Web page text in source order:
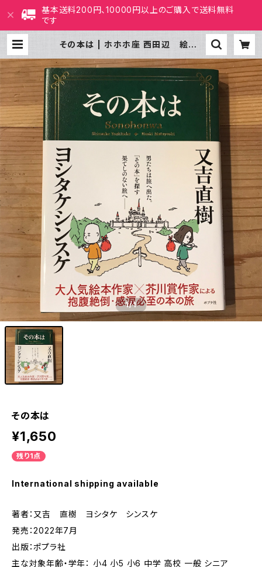
基本送料200円、10000円以上のご購入で送料無料
です
その本は | ホホホ座 西田辺 絵本・
1/1
その本は
¥1,650
残り1点
International shipping available
著者：又吉 直樹 ヨシタケ シンスケ
発売：2022年7月
出版：ポプラ社
主な対象年齢・学年： 小4 小5 小6 中学 高校 一般 シニア